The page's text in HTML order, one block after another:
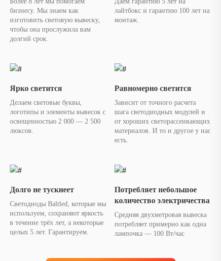
бизнесу. Мы знаем как
изготовить световую вывеску,
чтобы она прослужила вам
долгий срок.
лайтбокс и гарантию 100 лет на
монтаж.
Ярко светится
Делаем световые буквы,
логотипы и элементы вывесок с
освещенностью 2 000 — 2 500
люксов.
Равномерно светится
Зависит от точного расчета
шага светодиодных модулей и
от хороших светорассеивающих
материалов. И то и другое у нас
есть.
Долго не тускнеет
Светодиоды Baltled, которые мы
используем, сохраняют яркость
в течение трёх лет, а некоторые
целых 5 лет. Гарантируем.
Потребляет небольшое
количество электричества
Средняя двухметровая вывеска
потребляет примерно как одна
лампочка — 100 Вт/час